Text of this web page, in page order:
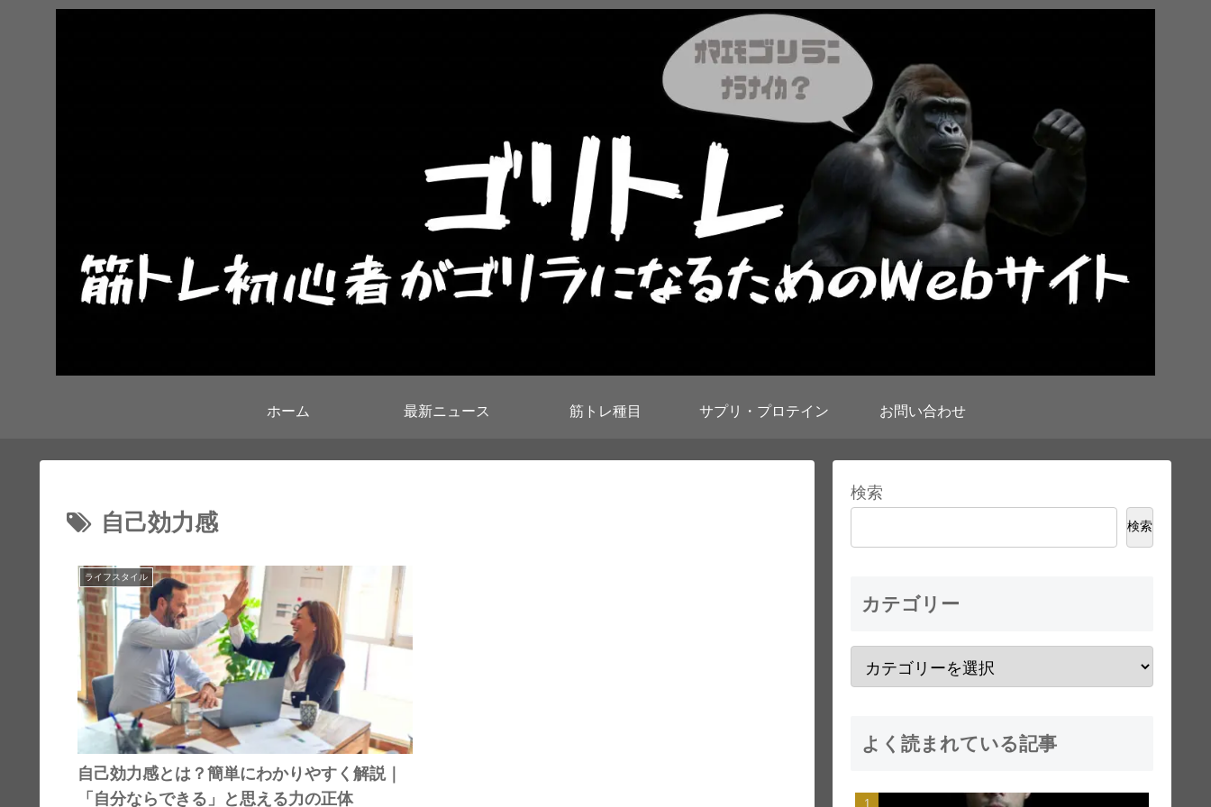
ホーム 最新ニュース 筋トレ種目 サプリ・プロテイン お問い合わせ
自己効力感
ライフスタイル
自己効力感とは？簡単にわかりやすく解説｜
「自分ならできる」と思える力の正体
検索
検索
カテゴリー
よく読まれている記事